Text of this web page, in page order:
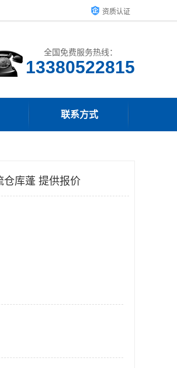
资质认证
全国免费服务热线：
13380522815
联系方式
仓库蓬 提供报价